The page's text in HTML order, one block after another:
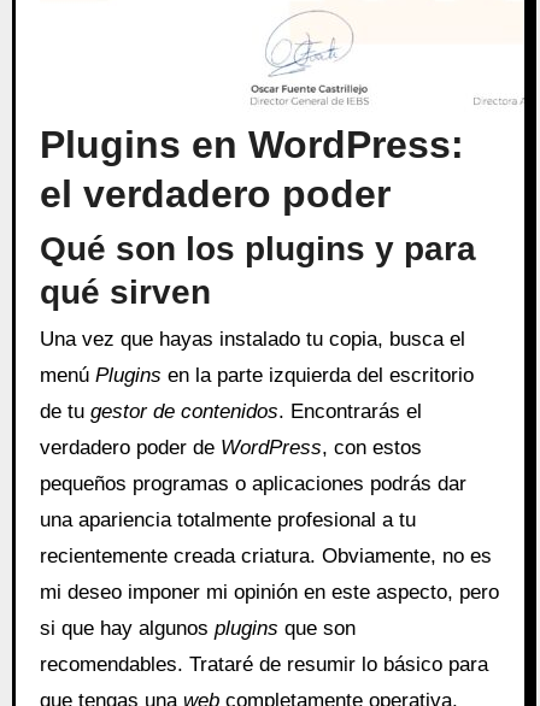
Plugins en WordPress:
el verdadero poder
Qué son los plugins y para
qué sirven
Una vez que hayas instalado tu copia, busca el
menú Plugins en la parte izquierda del escritorio
de tu gestor de contenidos. Encontrarás el
verdadero poder de WordPress, con estos
pequeños programas o aplicaciones podrás dar
una apariencia totalmente profesional a tu
recientemente creada criatura. Obviamente, no es
mi deseo imponer mi opinión en este aspecto, pero
si que hay algunos plugins que son
recomendables. Trataré de resumir lo básico para
que tengas una webcompletamente operativa.